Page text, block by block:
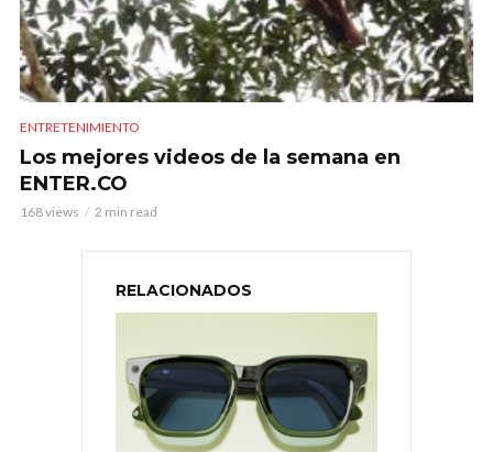
ENTRETENIMIENTO
Los mejores videos de la semana en
ENTER.CO
168 views 2 min read
RELACIONADOS